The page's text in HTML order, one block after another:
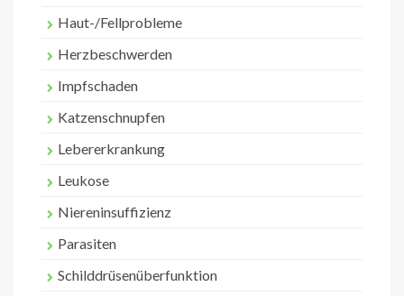
Haut-/Fellprobleme
Herzbeschwerden
Impfschaden
Katzenschnupfen
Lebererkrankung
Leukose
Niereninsuffizienz
Parasiten
Schilddrüsenüberfunktion